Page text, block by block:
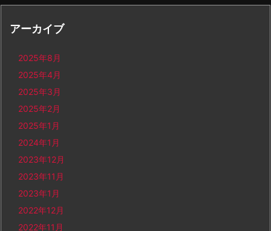
アーカイブ
2025年8月
2025年4月
2025年3月
2025年2月
2025年1月
2024年1月
2023年12月
2023年11月
2023年1月
2022年12月
2022年11月